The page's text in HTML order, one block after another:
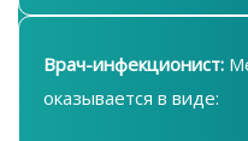
Врач-инфекционист:
оказывается в виде: